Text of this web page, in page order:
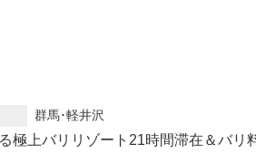
群馬･軽井沢
極上バリリゾート21時間滞在＆バリ